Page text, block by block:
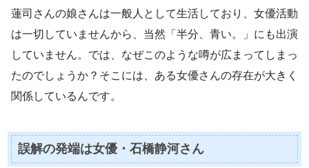
蓮司さんの娘さんは一般人として生活しており、女優活動
は一切していませんから、当然「半分、青い。」にも出演
していません。では、なぜこのような噂が広まってしまっ
たのでしょうか？そこには、ある女優さんの存在が大きく
関係しているんです。
誤解の発端は女優・石橋静河さん